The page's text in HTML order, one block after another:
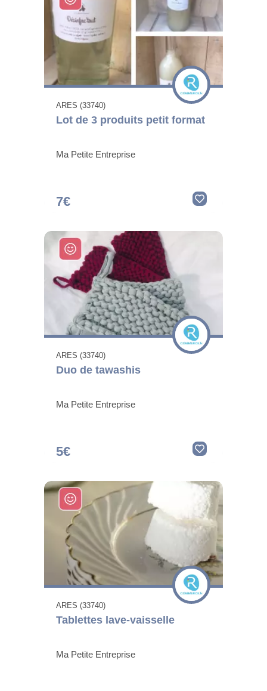
ARES (33740)
Lot de 3 produits petit format
Ma Petite Entreprise
7€
ARES (33740)
Duo de tawashis
Ma Petite Entreprise
5€
ARES (33740)
Tablettes lave-vaisselle
Ma Petite Entreprise